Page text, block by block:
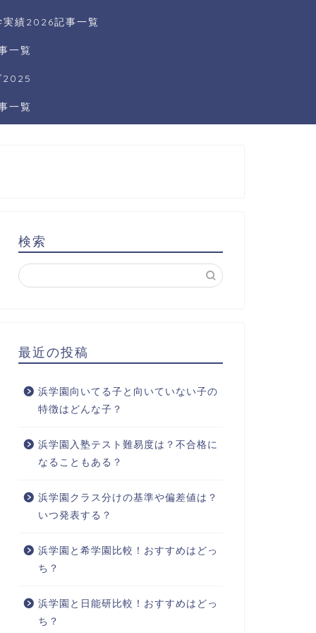
実績2026記事一覧
一覧
2025
一覧
検索
最近の投稿
浜学園向いてる子と向いていない子の
特徴はどんな子？
浜学園入塾テスト難易度は？不合格に
なることもある？
浜学園クラス分けの基準や偏差値は？
いつ発表する？
浜学園と希学園比較！おすすめはどっ
ち？
浜学園と日能研比較！おすすめはどっ
ち？